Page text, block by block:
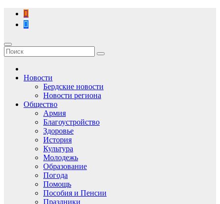
Перейти
содержимому
Новости
Бердские новости
Новости региона
Общество
Армия
Благоустройство
Здоровье
История
Культура
Молодежь
Образование
Погода
Помощь
Пособия и Пенсии
Праздники